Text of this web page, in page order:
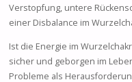
Verstopfung, untere
einer Disbalance im
Ist die Energie im
sicher und geborgen im
Probleme als